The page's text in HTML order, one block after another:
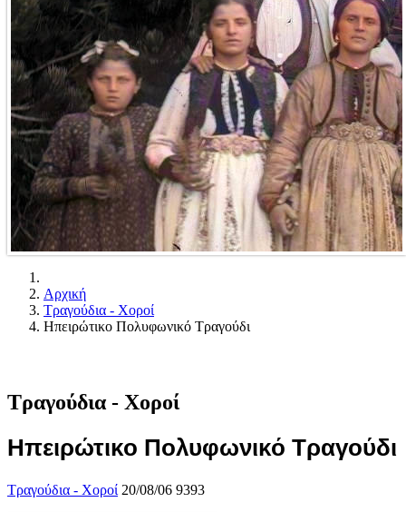
Αρχική
Τραγούδια - Χοροί
Ηπειρώτικο Πολυφωνικό Τραγούδι
Τραγούδια - Χοροί
Ηπειρώτικο Πολυφωνικό Τραγούδι
Τραγούδια - Χοροί 20/08/06 9393